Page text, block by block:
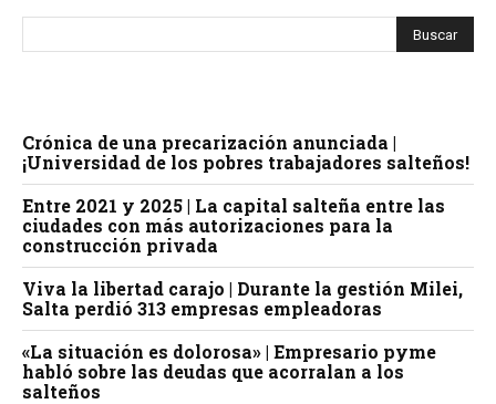
Crónica de una precarización anunciada |
¡Universidad de los pobres trabajadores salteños!
Entre 2021 y 2025 | La capital salteña entre las
ciudades con más autorizaciones para la
construcción privada
Viva la libertad carajo | Durante la gestión Milei,
Salta perdió 313 empresas empleadoras
«La situación es dolorosa» | Empresario pyme
habló sobre las deudas que acorralan a los
salteños